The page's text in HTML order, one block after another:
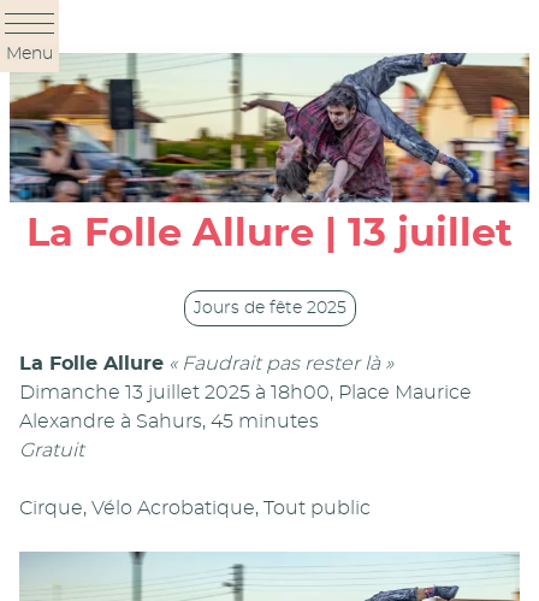
Panneau de gestion des cookies
Menu
La Folle Allure | 13 juillet
Jours de fête 2025
La Folle Allure « Faudrait pas rester là »
Dimanche 13 juillet 2025 à 18h00, Place Maurice
Alexandre à Sahurs, 45 minutes
Gratuit
Cirque, Vélo Acrobatique, Tout public